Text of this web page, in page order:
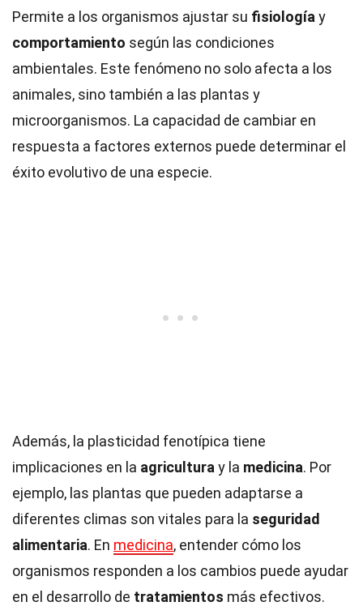
Permite a los organismos ajustar su fisiología y
comportamiento según las condiciones
ambientales. Este fenómeno no solo afecta a los
animales, sino también a las plantas y
microorganismos. La capacidad de cambiar en
respuesta a factores externos puede determinar el
éxito evolutivo de una especie.
Además, la plasticidad fenotípica tiene
implicaciones en la agricultura y la medicina. Por
ejemplo, las plantas que pueden adaptarse a
diferentes climas son vitales para la seguridad
alimentaria. En medicina, entender cómo los
organismos responden a los cambios puede ayudar
en el desarrollo de tratamientos más efectivos.